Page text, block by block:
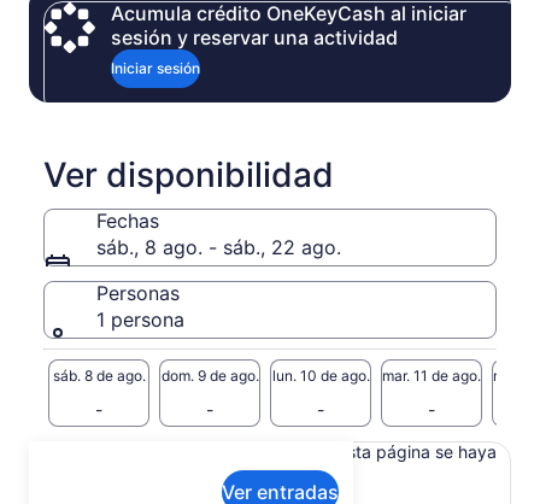
Acumula crédito OneKeyCash al iniciar
sesión y reservar una actividad
Iniciar sesión
Ver disponibilidad
Fechas
sáb., 8 ago. - sáb., 22 ago.
Personas
1 persona
sáb. 8 de ago.
-
dom. 9 de ago.
-
lun. 10 de ago.
-
mar. 11 de ago.
-
mié.
Ver entradas
Es posible que el contenido de esta página se haya
traducido automáticamente.